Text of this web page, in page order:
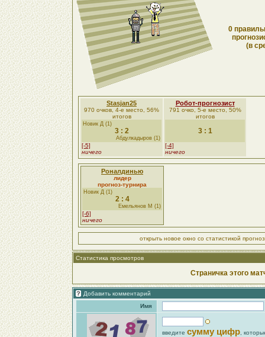
0
(в
Stasjan25
970 очков, 4-е место, 56%
итогов
Новик Д (1)
3 : 2
Абдулкадыров (1)
[-5]
ничего
Робот-прогнозист
791 очко, 5-е место, 50%
итогов
3 : 1
[-4]
ничего
Роналдинью
лидер
прогноз-турнира
Новик Д (1)
2 : 4
Емельянов М (1)
[-6]
ничего
открыть новое окно со статистикой
Статистика просмотров
Страничка этого
Добавить комментарий
Имя
введите сумму цифр ,